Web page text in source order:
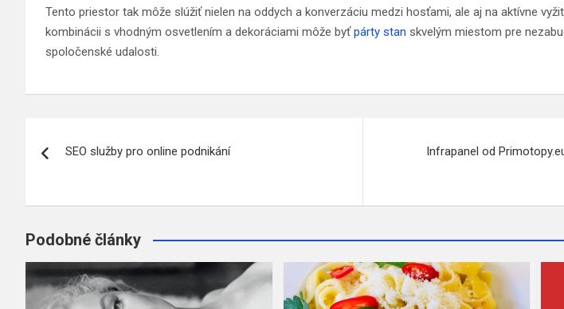
Tento priestor tak môže slúžiť nielen na oddych a konverzáciu medzi hosťami, ale aj na aktívne
kombinácii s vhodným osvetlením a dekoráciami môže byťpárty stan skvelým miestom pre
spoločenské udalosti.
pro
příspěvek
SEO služby pro online podnikání
Infrapanel od
Podobné články